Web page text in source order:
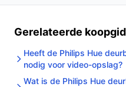
Gerelateerde
Heeft de Philips Hue
nodig voor video-opslag?
Wat is de Philips Hue